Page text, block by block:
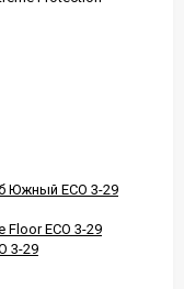
Южный ЕСО 3-29
Floor ЕСО 3-29
3-29